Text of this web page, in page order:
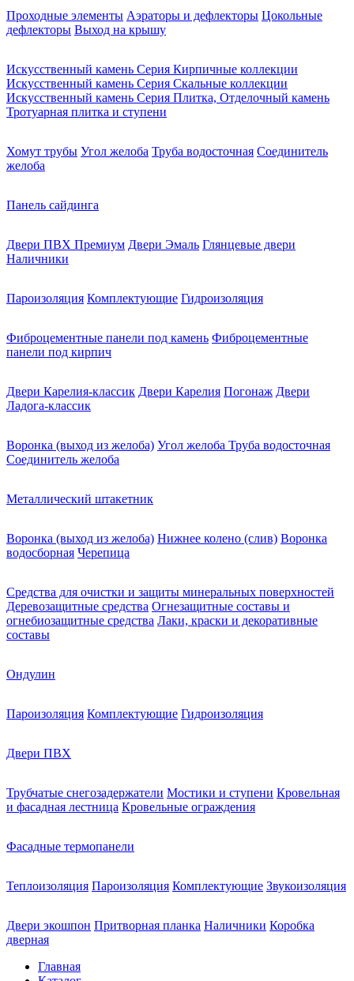
Проходные элементы Аэраторы и дефлекторы Цокольные
дефлекторы Выход на крышу
Искусственный камень Серия Кирпичные коллекции
Искусственный камень Серия Скальные коллекции
Искусственный камень Серия Плитка, Отделочный камень
Тротуарная плитка и ступени
Хомут трубы Угол желоба Труба водосточная Соединитель
желоба
Панель сайдинга
Двери ПВХ Премиум Двери Эмаль Глянцевые двери
Наличники
Пароизоляция Комплектующие Гидроизоляция
Фиброцементные панели под камень Фиброцементные
панели под кирпич
Двери Карелия-классик Двери Карелия Погонаж Двери
Ладога-классик
Воронка (выход из желоба) Угол желоба Труба водосточная
Соединитель желоба
Металлический штакетник
Воронка (выход из желоба) Нижнее колено (слив) Воронка
водосборная Черепица
Средства для очистки и защиты минеральных поверхностей
Деревозащитные средства Огнезащитные составы и
огнебиозащитные средства Лаки, краски и декоративные
составы
Ондулин
Пароизоляция Комплектующие Гидроизоляция
Двери ПВХ
Трубчатые снегозадержатели Мостики и ступени Кровельная
и фасадная лестница Кровельные ограждения
Фасадные термопанели
Теплоизоляция Пароизоляция Комплектующие Звукоизоляция
Двери экошпон Притворная планка Наличники Коробка
дверная
Главная